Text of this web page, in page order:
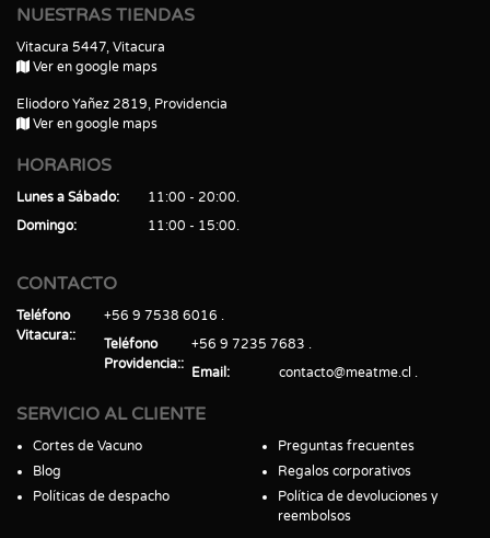
NUESTRAS TIENDAS
Vitacura 5447, Vitacura
Ver en google maps
Eliodoro Yañez 2819, Providencia
Ver en google maps
HORARIOS
Lunes a Sábado
11:00 - 20:00
Domingo
11:00 - 15:00
CONTACTO
Teléfono
Vitacura:
+56 9 7538 6016
Teléfono
Providencia:
+56 9 7235 7683
Email
contacto@meatme.cl
SERVICIO AL CLIENTE
Cortes de Vacuno
Blog
Políticas de despacho
Preguntas frecuentes
Regalos corporativos
Política de devoluciones y
reembolsos